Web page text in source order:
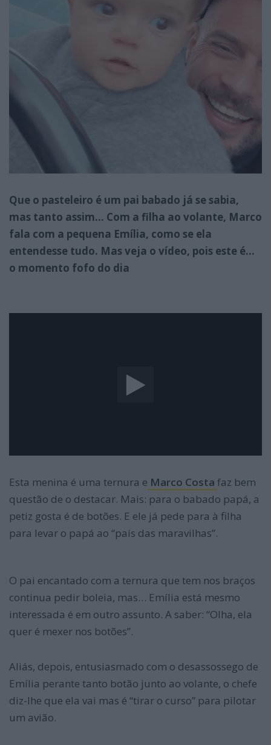
Que o pasteleiro é um pai babado já se sabia,
mas tanto assim… Com a filha ao volante, Marco
fala com a pequena Emília, como se ela
entendesse tudo. Mas veja o vídeo, pois este é…
o momento fofo do dia
Esta menina é uma ternura e Marco Costa faz bem
questão de o destacar. Mais: para o babado papá, a
petiz gosta é de botões. E ele já pede para à filha
para levar o papá ao “país das maravilhas”.
O pai encantado com a ternura que tem nos braços
continua pedir boleia, mas… Emília está mesmo
interessada é em outro assunto. A saber: “Olha, ela
quer é mexer nos botões”.
Aliás, depois, entusiasmado com o desassossego de
Emília perante tanto botão junto ao volante, o chefe
diz-lhe que ela vai mas é “tirar o curso” para pilotar
um avião.